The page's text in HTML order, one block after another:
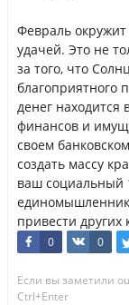
Февраль
удачей. Это не
за того, что
благоприятного
денег
финансов и
своем
создать массу
ваш социальный
привести
0 0
Если вы заметили
Ctrl+Enter